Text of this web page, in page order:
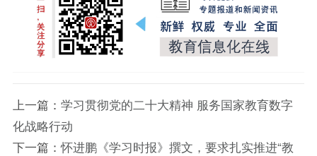
上一篇： 学习贯彻党的二十大精神 服务国家教育数字
化战略行动
下一篇：怀进鹏《学习时报》撰文，要求扎实推进“教